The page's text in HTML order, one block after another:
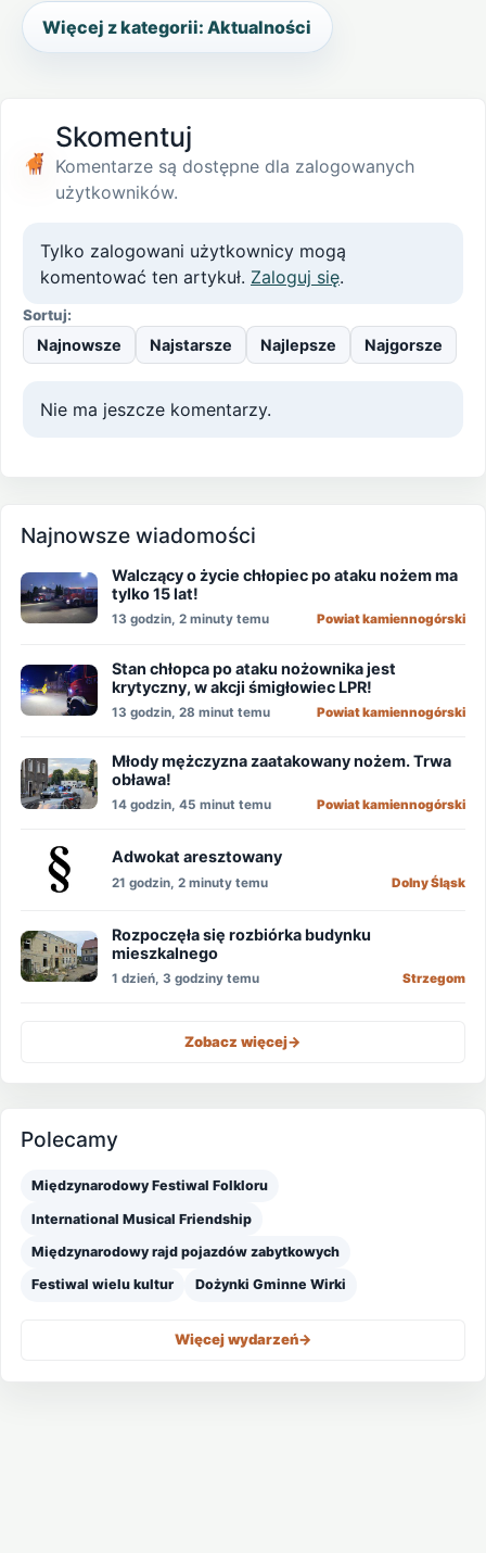
Więcej z kategorii: Aktualności
Skomentuj
Komentarze są dostępne dla zalogowanych
użytkowników.
Tylko zalogowani użytkownicy mogą
komentować ten artykuł. Zaloguj się.
Sortuj:
Najnowsze Najstarsze Najlepsze Najgorsze
Nie ma jeszcze komentarzy.
Najnowsze wiadomości
Walczący o życie chłopiec po ataku nożem ma
tylko 15 lat!
13 godzin, 2 minuty temu Powiat kamiennogórski
Stan chłopca po ataku nożownika jest
krytyczny, w akcji śmigłowiec LPR!
13 godzin, 28 minut temu Powiat kamiennogórski
Młody mężczyzna zaatakowany nożem. Trwa
obława!
14 godzin, 45 minut temu Powiat kamiennogórski
Adwokat aresztowany
21 godzin, 2 minuty temu Dolny Śląsk
Rozpoczęła się rozbiórka budynku
mieszkalnego
1 dzień, 3 godziny temu Strzegom
Zobacz więcej->
Polecamy
Międzynarodowy Festiwal Folkloru
International Musical Friendship
Międzynarodowy rajd pojazdów zabytkowych
Festiwal wielu kultur Dożynki Gminne Wirki
Więcej wydarzeń->